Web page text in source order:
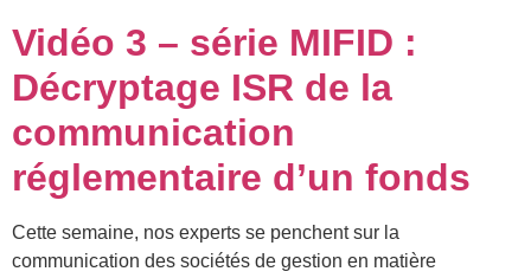
Vidéo 3 – série MIFID :
Décryptage ISR de la
communication
réglementaire d’un fonds
Cette semaine, nos experts se penchent sur la
communication des sociétés de gestion en matière